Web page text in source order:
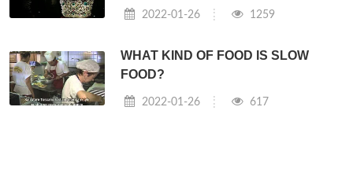
2022-01-26 1259
WHAT KIND OF FOOD IS SLOW
FOOD?
2022-01-26 617